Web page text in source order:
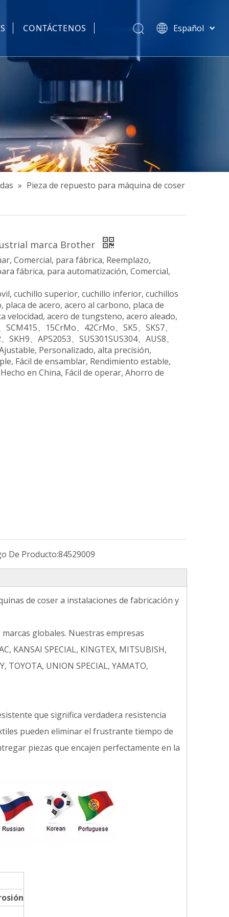
CONTÁCTENOS Español
हिन्दी
» Pieza de repuesto para máquina de coser
marca Brother
Comercial, para fábrica, Reemplazo,
fábrica, para automatización, Comercial,
cuchillo superior, cuchillo inferior, cuchillos
de acero, acero al carbono, placa de
velocidad, acero de tungsteno, acero aleado,
、15CrMo、42CrMo、SK5、SKS7、
、APS2053、SUS301SUS304、AUS8、
Personalizado, alta precisión,
Fácil de ensamblar, Rendimiento estable,
en China, Fácil de operar, Ahorro de
De Producto:84529009
de coser a instalaciones de fabricación y
globales. Nuestras empresas
KANSAI SPECIAL, KINGTEX, MITSUBISH,
TOYOTA, UNION SPECIAL, YAMATO,
que significa verdadera resistencia
pueden eliminar el frustrante tiempo de
piezas que encajen perfectamente en la